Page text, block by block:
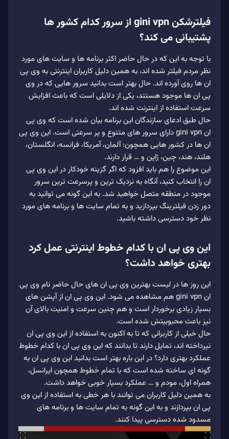
فیلترشکن gini vpn از سرور کدام کشور ها
پشتیبانی می کند؟
با توجه به این که در حال حاضر اکثر برنامه ها و سایت‌ های مورد
نظر مردم فیلتر شده اند، به همین دلیل کاربران اینترنتی به وی پی
ان ها روی آورده اند. حال بهتر است بدانید سرور هایی که در وی
پی ان‌ ها موجود هستند، یکی از دلایلی است که باعث افزایش
سرعت استفاده از اینترنت شده اند.
حال طبق ادعای سازندگان این برنامه بیان شده است که وی پی
ان gini vpn دارای سرور های متنوع و پر سرعتی است. این وی‌ پی‌
ان‌ ها در کشور هایی همچون: آلمان، آمریکا، فرانسه، انگلستان،
هلند، هند، چین، ژاپن و … قرار دارند.
این موضوع را هم باید افزود که اگر گزینه خودکار در این وی پی
ان را انتخاب کنید، آنگاه به نزدیک‌ ترین و پرسرعت‌ ترین سرور
موجود در منطقه متصل خواهید شد. به این گونه می‌ توانید به
دور زدن فیلترینگ بپردازید و به تمام سایت‌ ها و برنامه‌ های مورد
نظر خود دسترسی داشته باشید.
این وی پی ان با کدام خطوط اینترنتی عمل کرد
بهتری خواهد داشت؟
این روز ها در لیست بهترین وی‌ پی‌ ان‌ های حال حاضر نام وی پی
ان gini vpn هم مشاهده می‌ شود. این وی پی ان از آپشن‌ های
بسیار زیادی برخوردار است و هم چنین سرعت و امنیت بالای آن
نیز باعث محبوبیتش شده است.
حال خیلی از کاربرانی که تا به اکنون به استفاده از این وی پی ان
نپرداخته‌ اند، تمایل دارند تا بدانند که این وی پی ان با کدام خطوط
عملکرد بهتری دارد؟ در این باره بهتر است بدانید این وی پی ان به
گونه‌ ای ساخته شده است که با تمام خطوط همچون ایرانسل،
همراه اول، مودم و … عملکرد بسیار خوبی خواهد داشت.
به همین دلیل کاربران می‌ توانند با هر خطی به استفاده از این وی
پی ان بپردازند و به این گونه به تمام سایت‌ ها و برنامه‌ های
مسدود شده دسترسی پیدا کنند.